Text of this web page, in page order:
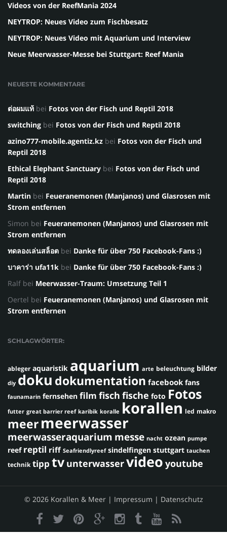
Videos von der ReefMania 2024
NEYTROP: Neues Video zum Fischbesatz
NEYTROP: Neues Video mit Aquarium und Interview
Neue Meerwasser-Messe bei Stuttgart: Reef Mania
NEUESTE KOMMENTARE
ต่อผมแท้ bei Fotos von der Fisch und Reptil 2018
switching bei Fotos von der Fisch und Reptil 2018
azino777-mobile.agentiz.kz bei Fotos von der Fisch und
Reptil 2018
Ethical Elephant Sanctuary bei Fotos von der Fisch und
Reptil 2018
Martin bei Feueranemonen (Manjanos) und Glasrosen mit
Strom entfernen
Simon bei Feueranemonen (Manjanos) und Glasrosen mit
Strom entfernen
ทดลองเล่นสล็อต bei Danke für über 750 Facebook-Fans :)
บาคาร่า ufa11k bei Danke für über 750 Facebook-Fans :)
Ralf bei Meerwasser-Traum: Umsetzung Teil 1
Oertel bei Feueranemonen (Manjanos) und Glasrosen mit
Strom entfernen
SCHLAGWÖRTER:
ableger aquaristik aquarium arte beleuchtung bilder
diy doku dokumentation facebook fans
faunamarin fernsehen film fisch fische foto Fotos
futter great barrier reef karibik koralle korallen led makro
meermeerwasser
meerwasseraquarium messe nacht ozean pumpe
reef reptil riff Seafriendlyreef sindelfingen stuttgart tauchen
technik tipp tv unterwasservideo youtube
© 2026 Korallen & Meer | Impressum | Datenschutz